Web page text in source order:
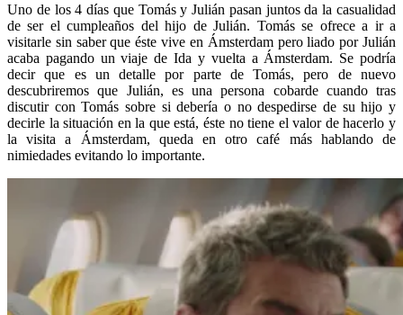
Uno de los 4 días que Tomás y Julián pasan juntos da la casualidad
de ser el cumpleaños del hijo de Julián. Tomás se ofrece a ir a
visitarle sin saber que éste vive en Ámsterdam pero liado por Julián
acaba pagando un viaje de Ida y vuelta a Ámsterdam. Se podría
decir que es un detalle por parte de Tomás, pero de nuevo
descubriremos que Julián, es una persona cobarde cuando tras
discutir con Tomás sobre si debería o no despedirse de su hijo y
decirle la situación en la que está, éste no tiene el valor de hacerlo y
la visita a Ámsterdam, queda en otro café más hablando de
nimiedades evitando lo importante.